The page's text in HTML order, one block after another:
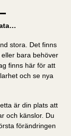
stora. Det finns
bara behöver
finns här för att
och se nya
är din plats att
och känslor. Du
förändringen